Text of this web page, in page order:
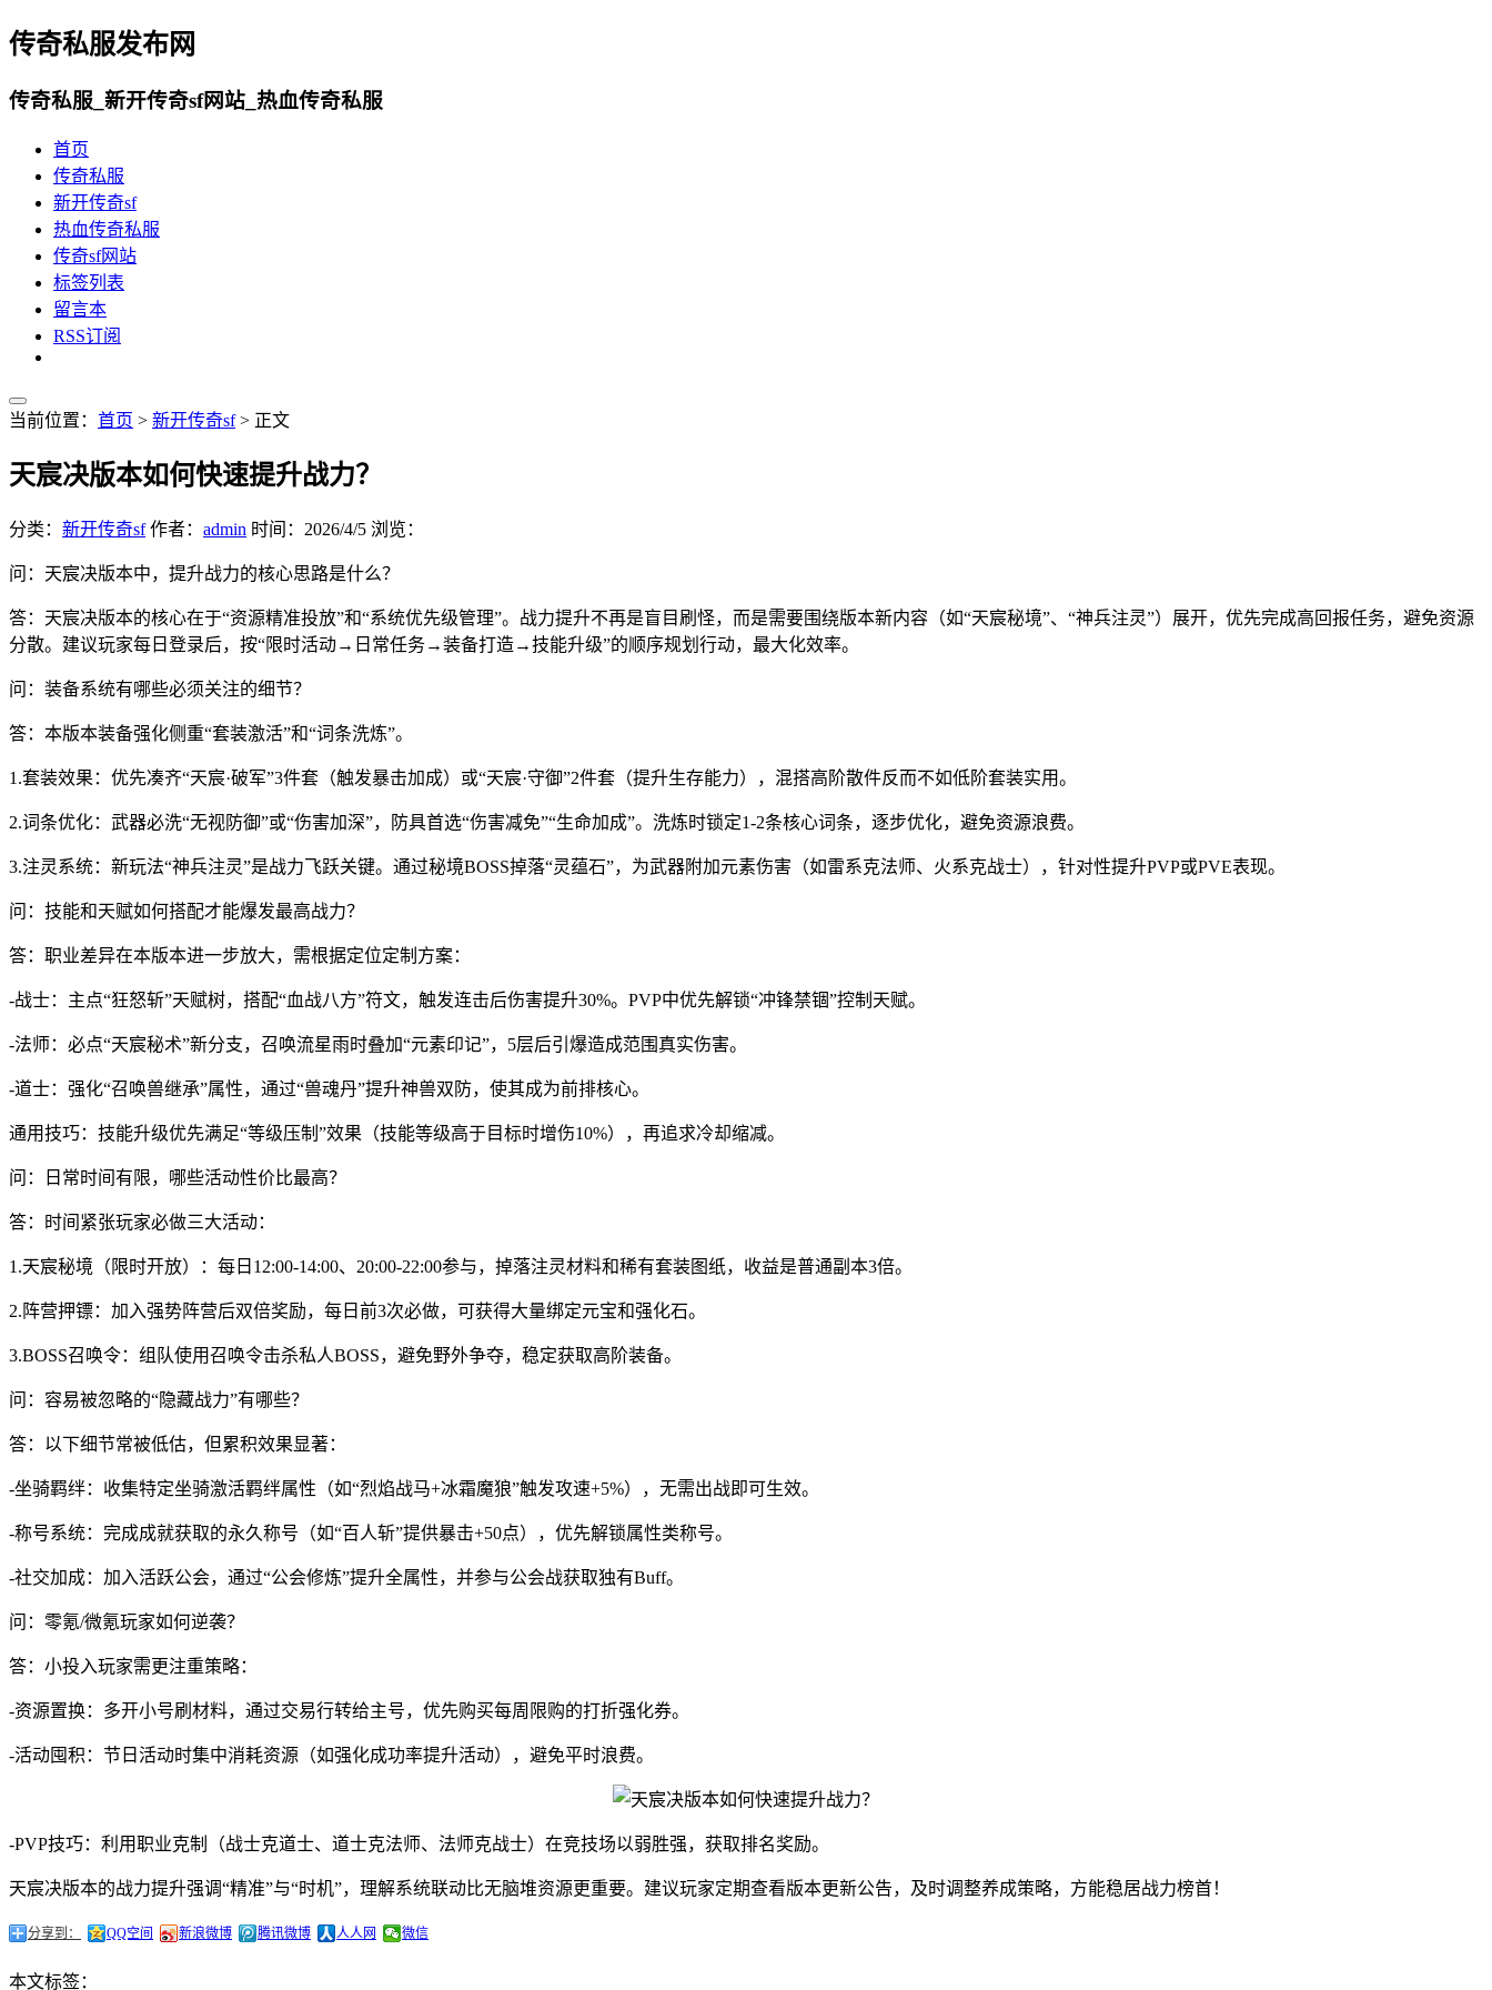
传奇私服发布网
传奇私服_新开传奇sf网站_热血传奇私服
首页
传奇私服
新开传奇sf
热血传奇私服
传奇sf网站
标签列表
留言本
RSS订阅
当前位置： 首页 > 新开传奇sf> 正文
天宸决版本如何快速提升战力？
分类： 新开传奇sf 作者： admin 时间： 2026/4/5 浏览：
问：天宸决版本中，提升战力的核心思路是什么？
答：天宸决版本的核心在于“资源精准投放”和“系统优先级管理”。战力提升不再是盲目刷怪，而是需要围绕版本新内容（如“天宸秘境”、“神兵注灵”）展开，优先完成高回报任务，避免资源
分散。建议玩家每日登录后，按“限时活动→日常任务→装备打造→技能升级”的顺序规划行动，最大化效率。
问：装备系统有哪些必须关注的细节？
答：本版本装备强化侧重“套装激活”和“词条洗炼”。
1.套装效果：优先凑齐“天宸·破军”3件套（触发暴击加成）或“天宸·守御”2件套（提升生存能力），混搭高阶散件反而不如低阶套装实用。
2.词条优化：武器必洗“无视防御”或“伤害加深”，防具首选“伤害减免”“生命加成”。洗炼时锁定1-2条核心词条，逐步优化，避免资源浪费。
3.注灵系统：新玩法“神兵注灵”是战力飞跃关键。通过秘境BOSS掉落“灵蕴石”，为武器附加元素伤害（如雷系克法师、火系克战士），针对性提升PVP或PVE表现。
问：技能和天赋如何搭配才能爆发最高战力？
答：职业差异在本版本进一步放大，需根据定位定制方案：
-战士：主点“狂怒斩”天赋树，搭配“血战八方”符文，触发连击后伤害提升30%。PVP中优先解锁“冲锋禁锢”控制天赋。
-法师：必点“天宸秘术”新分支，召唤流星雨时叠加“元素印记”，5层后引爆造成范围真实伤害。
-道士：强化“召唤兽继承”属性，通过“兽魂丹”提升神兽双防，使其成为前排核心。
通用技巧：技能升级优先满足“等级压制”效果（技能等级高于目标时增伤10%），再追求冷却缩减。
问：日常时间有限，哪些活动性价比最高？
答：时间紧张玩家必做三大活动：
1.天宸秘境（限时开放）：每日12:00-14:00、20:00-22:00参与，掉落注灵材料和稀有套装图纸，收益是普通副本3倍。
2.阵营押镖：加入强势阵营后双倍奖励，每日前3次必做，可获得大量绑定元宝和强化石。
3.BOSS召唤令：组队使用召唤令击杀私人BOSS，避免野外争夺，稳定获取高阶装备。
问：容易被忽略的“隐藏战力”有哪些？
答：以下细节常被低估，但累积效果显著：
-坐骑羁绊：收集特定坐骑激活羁绊属性（如“烈焰战马+冰霜魔狼”触发攻速+5%），无需出战即可生效。
-称号系统：完成成就获取的永久称号（如“百人斩”提供暴击+50点），优先解锁属性类称号。
-社交加成：加入活跃公会，通过“公会修炼”提升全属性，并参与公会战获取独有Buff。
问：零氪/微氪玩家如何逆袭？
答：小投入玩家需更注重策略：
-资源置换：多开小号刷材料，通过交易行转给主号，优先购买每周限购的打折强化券。
-活动囤积：节日活动时集中消耗资源（如强化成功率提升活动），避免平时浪费。
-PVP技巧：利用职业克制（战士克道士、道士克法师、法师克战士）在竞技场以弱胜强，获取排名奖励。
天宸决版本的战力提升强调“精准”与“时机”，理解系统联动比无脑堆资源更重要。建议玩家定期查看版本更新公告，及时调整养成策略，方能稳居战力榜首！
分享到： QQ空间 新浪微博 腾讯微博 人人网 微信
本文标签：